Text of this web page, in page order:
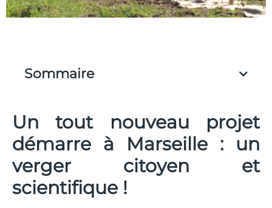
Sommaire
Un tout nouveau projet
démarre à Marseille : un
verger citoyen et
scientifique !